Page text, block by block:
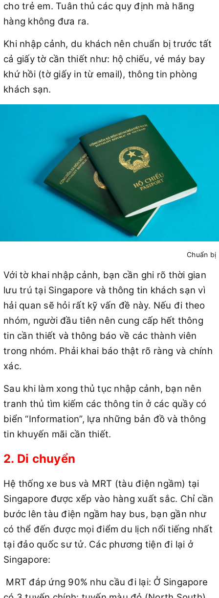
cho trẻ em. Tuân thủ các quy định mà hãng
hàng không đưa ra.
Khi nhập cảnh, du khách nên chuẩn bị trước tất
cả giấy tờ cần thiết như: hộ chiếu, vé máy bay
khứ hồi (tờ giấy in từ email), thông tin phòng
khách sạn.
Chuẩn bị
Với tờ khai nhập cảnh, bạn cần ghi rõ thời gian
lưu trú tại Singapore và thông tin khách sạn vì
hải quan sẽ hỏi rất kỹ vấn đề này. Nếu đi theo
nhóm, người đầu tiên nên cung cấp hết thông
tin cần thiết và thông báo về các thành viên
trong nhóm. Phải khai báo thật rõ ràng và chính
xác.
Sau khi làm xong thủ tục nhập cảnh, bạn nên
tranh thủ tìm kiếm các thông tin ở các quầy có
biển “Information”, lựa những bản đồ và thông
tin khuyến mãi cần thiết.
2. Di chuyển
Hệ thống xe bus và MRT (tàu điện ngầm) tại
Singapore được xếp vào hàng xuất sắc. Chỉ cần
bước lên tàu điện ngầm hay bus, bạn gần như
có thể đến được mọi điểm du lịch nổi tiếng nhất
tại đảo quốc sư tử. Các phương tiện đi lại ở
Singapore:
MRT đáp ứng 90% nhu cầu đi lại: Ở Singapore